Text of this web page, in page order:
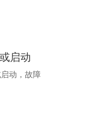
启动
动，故障